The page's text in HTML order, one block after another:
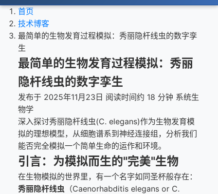
首页
技术博客
最简单的生物发育过程模拟：秀丽隐杆线虫的数字孪
生
最简单的生物发育过程模拟：秀丽
隐杆线虫的数字孪生
发布于 2025年11月23日 阅读时间约 18 分钟 系统生
物学
深入探讨秀丽隐杆线虫(C. elegans)作为生物发育模
拟的理想模型，从细胞谱系到神经连接组，分析我们
能否完全模拟一个简单生命的运作和环境。
引言：为模拟而生的"完美"生物
在生物模拟的世界里，有一个名字如同圣杯般存在：
秀丽隐杆线虫 （Caenorhabditis elegans or C.